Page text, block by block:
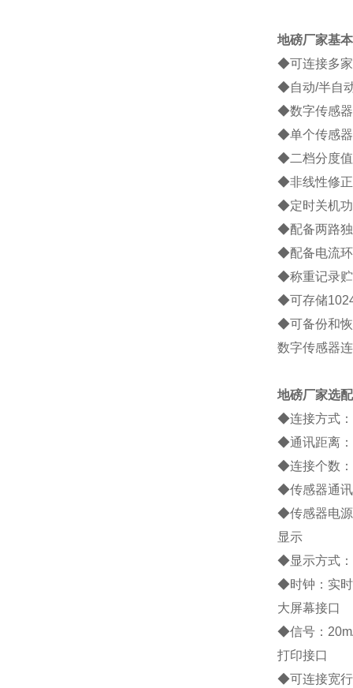
地磅厂家基
◆可连接多
◆自动/半自
◆数字传感
◆单个传感
◆二档分度
◆非线性修
◆定时关机
◆配备两路
◆配备电流
◆称重记录
◆可存储
◆可备份和
数字传感器
地磅厂家选
◆连接方式：
◆通讯距离
◆连接个数：
◆传感器通
◆传感器电
显示
◆显示方式：
◆时钟：实
大屏幕接口
◆信号：
打印接口
◆可连接宽